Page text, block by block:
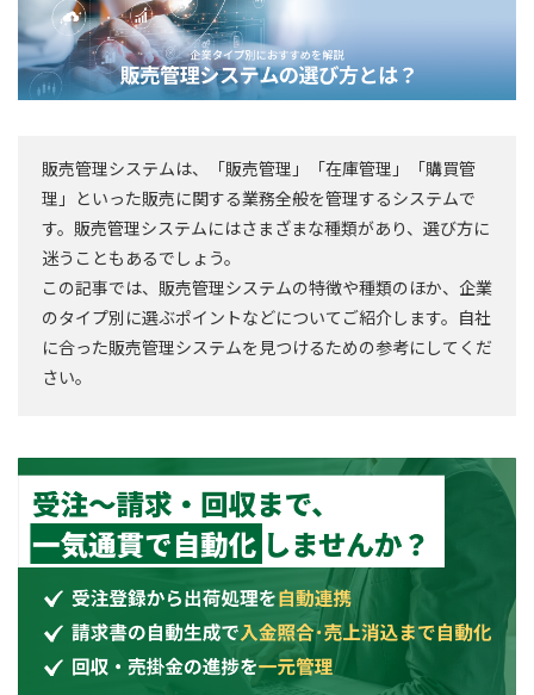
販売管理システムは、「販売管理」「在庫管理」「購買管
理」といった販売に関する業務全般を管理するシステムで
す。販売管理システムにはさまざまな種類があり、選び方に
迷うこともあるでしょう。
この記事では、販売管理システムの特徴や種類のほか、企業
のタイプ別に選ぶポイントなどについてご紹介します。自社
に合った販売管理システムを見つけるための参考にしてくだ
さい。